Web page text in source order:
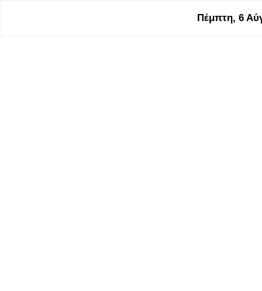
Πέμπτη, 6